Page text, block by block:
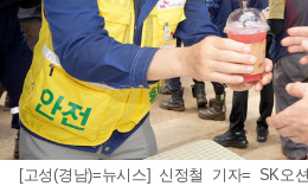
[고성(경남)=뉴시스] 신정철 기자= SK오